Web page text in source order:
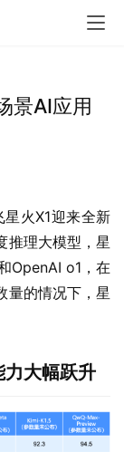
景AI应用
火X1迎来全新
推理大模型，星
OpenAI o1，在
量的情况下，星
大幅跃升